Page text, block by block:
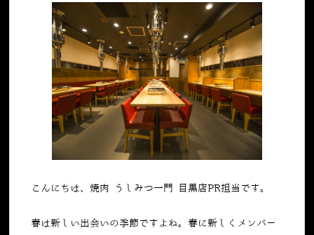
こんにちは、焼肉 うしみつ一門 目黒店PR担当です。
春は新しい出会いの季節ですよね。春に新しくメンバー